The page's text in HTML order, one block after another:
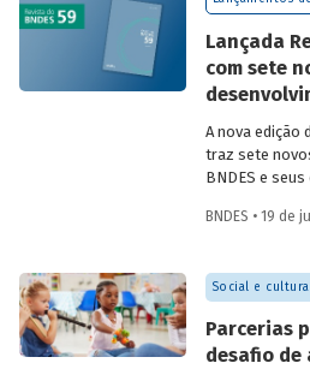
Lançada
com sete
A nova edição
traz sete
BNDES e
BNDES • 19 de
Social e cultura
Parcerias
desafio de